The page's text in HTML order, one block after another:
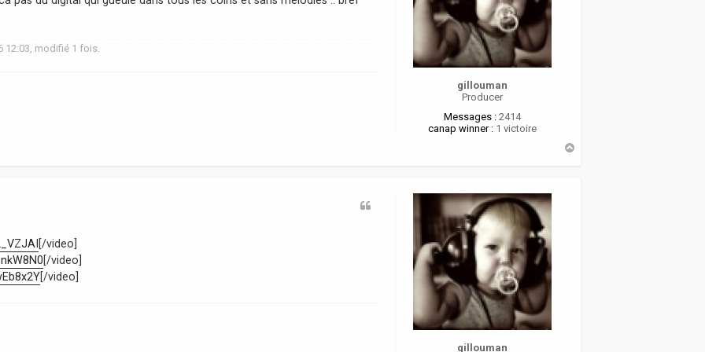
gillouman
Producer
Messages : 2414
canap winner :1 victoire
12:03, modifié 1 fois.
gillouman
[/video]
[/video]
[/video]